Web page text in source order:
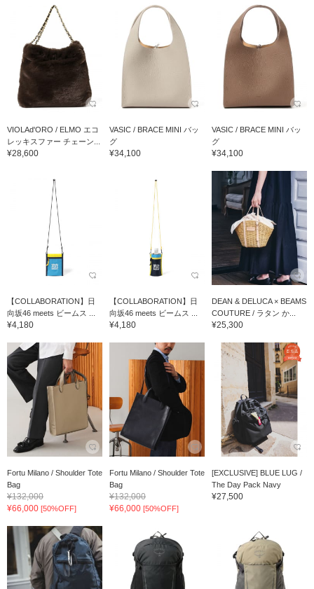
VIOLAd'ORO / ELMO エコ
レッキスファー チェーン...
¥28,600
VASIC / BRACE MINI バッ
グ
¥34,100
VASIC / BRACE MINI バッ
グ
¥34,100
【COLLABORATION】日
向坂46 meets ビームス ...
¥4,180
【COLLABORATION】日
向坂46 meets ビームス ...
¥4,180
DEAN & DELUCA × BEAMS
COUTURE / ラタン か...
¥25,300
Fortu Milano / Shoulder Tote
Bag
¥132,000
¥66,000 [50%OFF]
Fortu Milano / Shoulder Tote
Bag
¥132,000
¥66,000 [50%OFF]
[EXCLUSIVE] BLUE LUG /
The Day Pack Navy
¥27,500